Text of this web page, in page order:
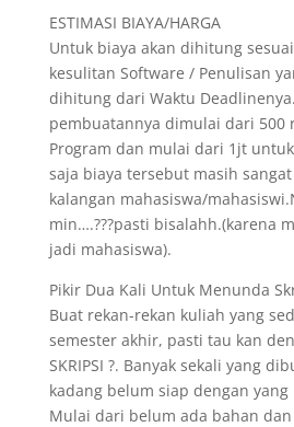
ESTIMASI BIAYA/HARGA
Untuk biaya akan dihitung
kesulitan Software / Penulisan
dihitung dari Waktu
pembuatannya dimulai dari 500
Program dan mulai dari 1jt
saja biaya tersebut masih
kalangan mahasiswa/
min….???pasti bisalahh.(karena
jadi mahasiswa).
Pikir Dua Kali Untuk Menunda
Buat rekan-rekan kuliah yang
semester akhir, pasti tau kan
SKRIPSI ?. Banyak sekali yang
kadang belum siap dengan yang
Mulai dari belum ada bahan